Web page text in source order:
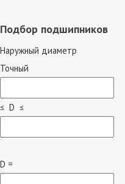
Подбор подшипников
Наружный диаметр
Точный
≤ D ≤
D =